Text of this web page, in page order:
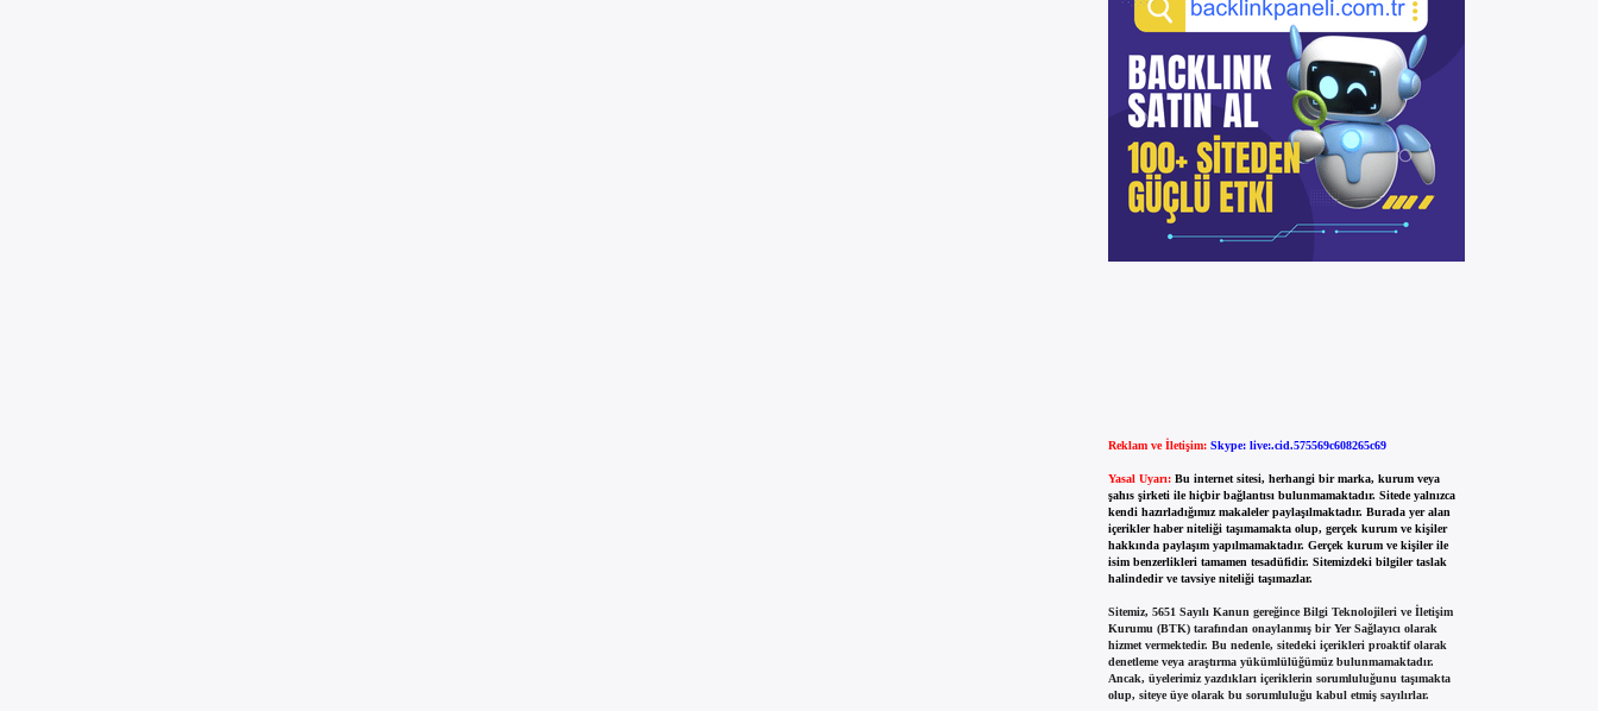
Reklam ve İletişim: Skype: live:.cid.575569c608265c69
Yasal Uyarı: Bu internet sitesi, herhangi bir marka, kurum veya
şahıs şirketi ile hiçbir bağlantısı bulunmamaktadır. Sitede yalnızca
kendi hazırladığımız makaleler paylaşılmaktadır. Burada yer alan
içerikler haber niteliği taşımamakta olup, gerçek kurum ve kişiler
hakkında paylaşım yapılmamaktadır. Gerçek kurum ve kişiler ile
isim benzerlikleri tamamen tesadüfidir. Sitemizdeki bilgiler taslak
halindedir ve tavsiye niteliği taşımazlar.
Sitemiz, 5651 Sayılı Kanun gereğince Bilgi Teknolojileri ve İletişim
Kurumu (BTK) tarafından onaylanmış bir Yer Sağlayıcı olarak
hizmet vermektedir. Bu nedenle, sitedeki içerikleri proaktif olarak
denetleme veya araştırma yükümlülüğümüz bulunmamaktadır.
Ancak, üyelerimiz yazdıkları içeriklerin sorumluluğunu taşımakta
olup, siteye üye olarak bu sorumluluğu kabul etmiş sayılırlar.